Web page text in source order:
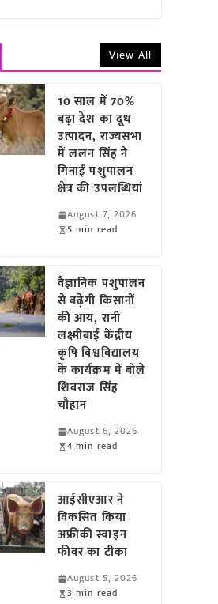
View All
10 साल में 70%
बढ़ा देश का दूध
उत्पादन, राज्यसभा
में ललन सिंह ने
गिनाईं पशुपालन
क्षेत्र की उपलब्धियां
August 7, 2026
5 min read
वैज्ञानिक पशुपालन
से बढ़ेगी किसानों
की आय, रानी
लक्ष्मीबाई केंद्रीय
कृषि विश्वविद्यालय
के कार्यक्रम में बोले
शिवराज सिंह
चौहान
August 6, 2026
4 min read
आईसीएआर ने
विकसित किया
अफ्रीकी स्वाइन
फीवर का टीका
August 5, 2026
3 min read